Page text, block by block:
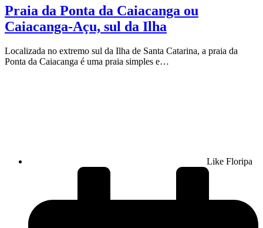
Praia da Ponta da Caiacanga ou
Caiacanga-Açu, sul da Ilha
Localizada no extremo sul da Ilha de Santa Catarina, a praia da
Ponta da Caiacanga é uma praia simples e…
Like Floripa